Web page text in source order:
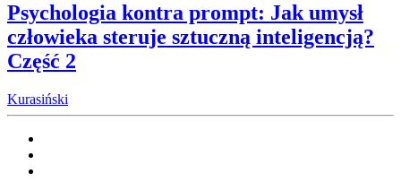
Psychologia kontra prompt: Jak umysł
człowieka steruje sztuczną inteligencją?
Część 2
Kurasiński